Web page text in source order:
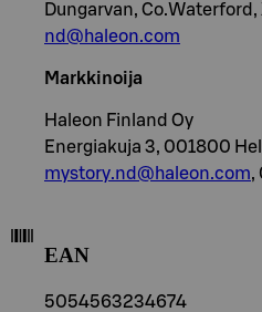
Dungarvan,
nd@haleon.com
Markkinoija
Haleon Finland Oy
Energiakuja 3, 001800
mystory.nd@haleon.com,
EAN
5054563234674